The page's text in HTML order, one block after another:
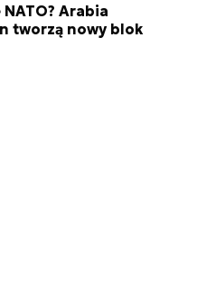
Arabia
tworzą nowy blok